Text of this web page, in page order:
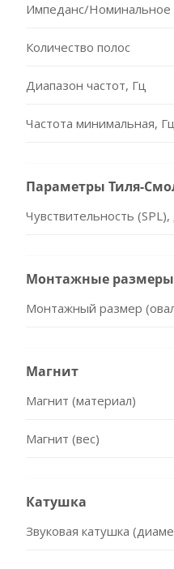
Импеданс/
Количество полос
Диапазон частот, Гц
Частота минимальная, Гц
Параметры Тиля-
Чувствительность
Монтажные размеры
Монтажный размер
Магнит
Магнит (материал)
Магнит (вес)
Катушка
Звуковая катушка